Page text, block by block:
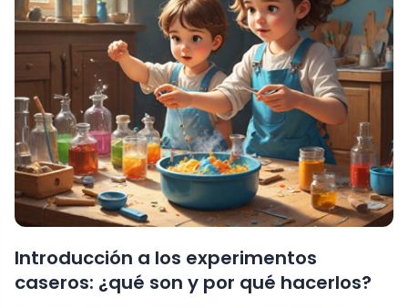
Introducción a los experimentos
caseros: ¿qué son y por qué hacerlos?